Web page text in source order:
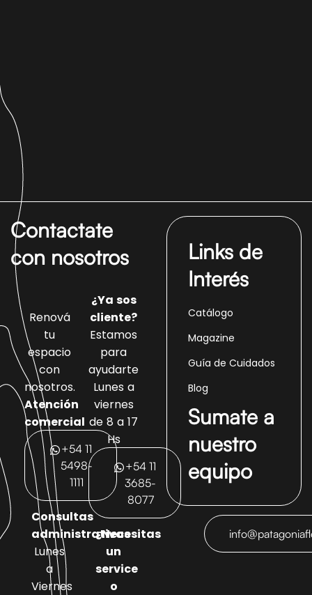
Contactate
con nosotros
Renová
tu
espacio
con
nosotros.
Atención
comercial
+54 11
5498-
1111
Consultas
administrativas
Lunes
a
Viernes
¿Ya sos
cliente?
Estamos
para
ayudarte
Lunes a
viernes
de 8 a 17
Hs
+54 11
3685-
8077
¿Necesitas
un
service
o
Links de
Interés
Catálogo
Magazine
Guía de Cuidados
Blog
Sumate a
nuestro
equipo